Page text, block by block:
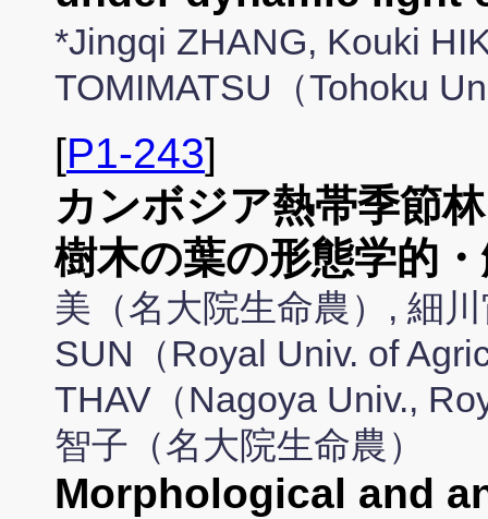
*Jingqi ZHANG, Kouki
TOMIMATSU（Tohoku
[P1-243]
カンボジア熱帯季節
樹木の葉の形態学的
美（名大院生命農）, 細
SUN（Royal Univ. of
THAV（Nagoya Univ.,
智子（名大院生命農）
Morphological and